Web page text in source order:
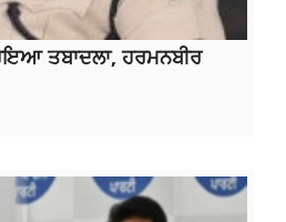
ਤਬਾਦਲਾ, ਹਰਮਨਬੀਰ